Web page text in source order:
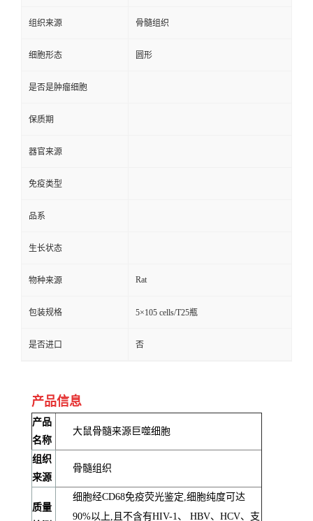
组织来源 骨髓组织
细胞形态 圆形
是否是肿瘤细胞
保质期
器官来源
免疫类型
品系
生长状态
物种来源 Rat
包装规格 5×105 cells/T25瓶
是否进口 否
产品信息
产品
名称
大鼠骨髓来源巨噬细胞
组织
来源
骨髓组织
质量
细胞经CD68免疫荧光鉴定,细胞纯度可达
90%以上,且不含有HIV-1、 HBV、HCV、支